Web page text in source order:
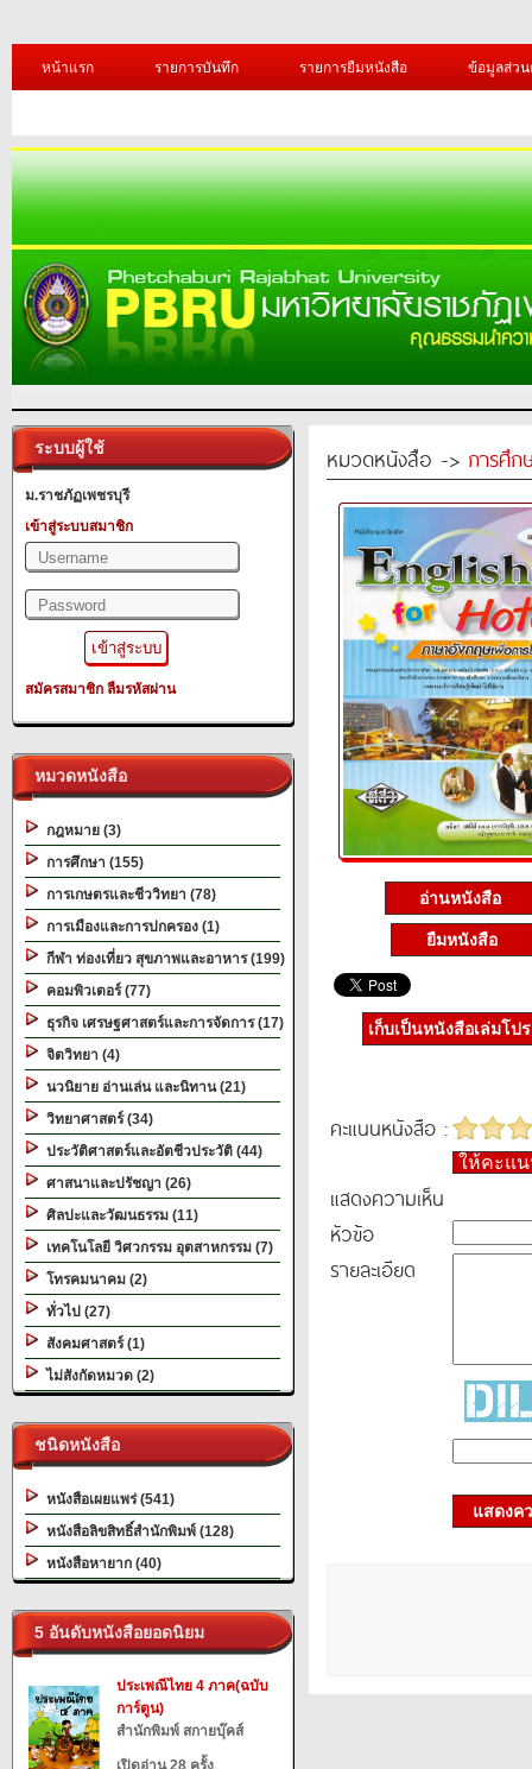
หน้าแรก รายการบันทึก รายการยืมหนังสือ ข้อมูลส่ว
ระบบผู้ใช้
ม.ราชภัฏเพชรบุรี
เข้าสู่ระบบสมาชิก
สมัครสมาชิก ลืมรหัสผ่าน
หมวดหนังสือ
กฎหมาย (3)
การศึกษา (155)
การเกษตรและชีววิทยา (78)
การเมืองและการปกครอง (1)
กีฬา ท่องเที่ยว สุขภาพและอาหาร (199)
คอมพิวเตอร์ (77)
ธุรกิจ เศรษฐศาสตร์และการจัดการ (17)
จิตวิทยา (4)
นวนิยาย อ่านเล่น และนิทาน (21)
วิทยาศาสตร์ (34)
ประวัติศาสตร์และอัตชีวประวัติ (44)
ศาสนาและปรัชญา (26)
ศิลปะและวัฒนธรรม (11)
เทคโนโลยี วิศวกรรม อุตสาหกรรม (7)
โทรคมนาคม (2)
ทั่วไป (27)
สังคมศาสตร์ (1)
ไม่สังกัดหมวด (2)
ชนิดหนังสือ
หนังสือเผยแพร่ (541)
หนังสือลิขสิทธิ์สำนักพิมพ์ (128)
หนังสือหายาก (40)
5 อันดับหนังสือยอดนิยม
ประเพณีไทย 4 ภาค(ฉบับ
การ์ตูน)
สำนักพิมพ์ สกายบุ๊คส์
เปิดอ่าน 28 ครั้ง
หมวดหนังสือ -> การศึก
อ่านหนังสือ
ยืมหนังสือ
เก็บเป็นหนังสือเล่มโป
คะแนนหนังสือ :
ให้คะแ
แสดงความเห็น
หัวข้อ
รายละเอียด
แสดงค